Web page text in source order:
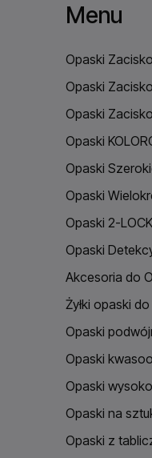
Menu
Opaski
Opaski
Opaski
Opaski
Opaski
Opaski
Opaski 2-
Opaski
Akcesoria do
Żyłki opaski
Opaski
Opaski
Opaski
Opaski na
Opaski z